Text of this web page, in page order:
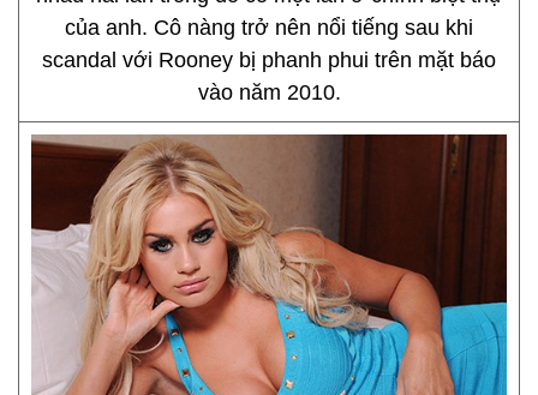
của anh. Cô nàng trở nên nổi tiếng sau khi
scandal với Rooney bị phanh phui trên mặt báo
vào năm 2010.